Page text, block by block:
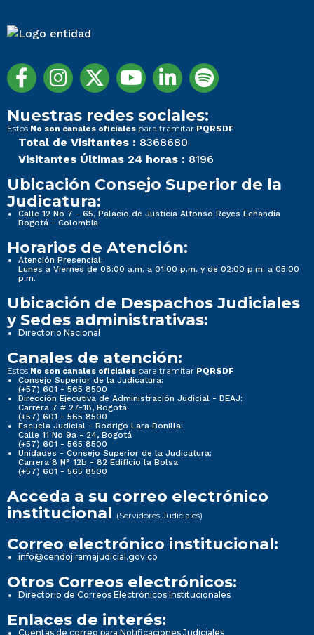
Nuestras redes sociales:
Estos No son canales oficiales para tramitar PQRSDF
Total de Visitantes : 8368680
Visitantes Últimas 24 horas : 8196
Ubicación Consejo Superior de la
Judicatura:
Calle 12 No 7 - 65, Palacio de Justicia Alfonso Reyes Echandía
Bogotá - Colombia
Horarios de Atención:
Atención Presencial:
Lunes a Viernes de 08:00 a.m. a 01:00 p.m. y de 02:00 p.m. a 05:00
p.m.
Ubicación de Despachos Judiciales
y Sedes administrativas:
Directorio Nacional
Canales de atención:
Estos No son canales oficiales para tramitar PQRSDF
Consejo Superior de la Judicatura:
(+57) 601 - 565 8500
Dirección Ejecutiva de Administración Judicial - DEAJ:
Carrera 7 # 27-18, Bogotá
(+57) 601 - 565 8500
Escuela Judicial - Rodrigo Lara Bonilla:
Calle 11 No 9a - 24, Bogotá
(+57) 601 - 565 8500
Unidades - Consejo Superior de la Judicatura:
Carrera 8 N° 12b - 82 Edificio la Bolsa
(+57) 601 - 565 8500
Acceda a su correo electrónico
institucional (Servidores Judiciales)
Correo electrónico institucional:
info@cendoj.ramajudicial.gov.co
Otros Correos electrónicos:
Directorio de Correos Electrónicos Institucionales
Enlaces de interés:
Cuentas de correo para Notificaciones Judiciales